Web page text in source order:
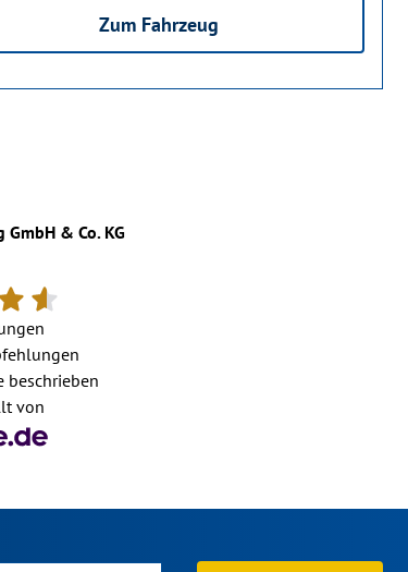
Zum Fahrzeug
GmbH & Co. KG
beschrieben
von